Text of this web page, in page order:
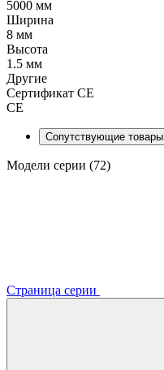
5000 мм
Ширина
8 мм
Высота
1.5 мм
Другие
Сертификат CE
CE
Сопутствующие товары
Модели серии (72)
Страница серии